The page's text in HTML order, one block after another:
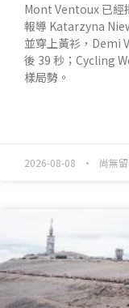
Mont Ventoux 已經
報導 Katarzyna
並穿上黃衫，Demi
後 39 秒；Cycling
樣局勢。
2026-08-08 尚無